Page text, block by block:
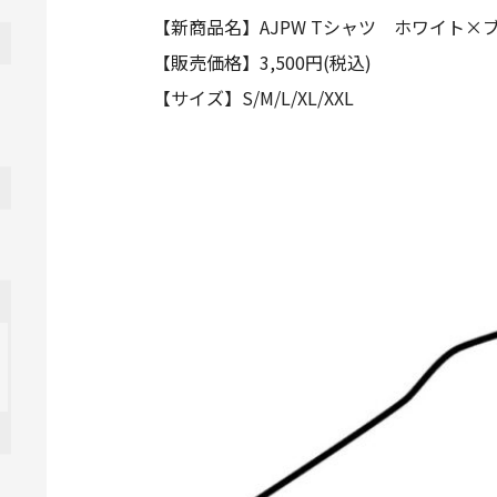
【新商品名】AJPW Tシャツ ホワイト×
【販売価格】3,500円(税込)
【サイズ】S/M/L/XL/XXL